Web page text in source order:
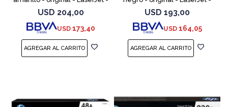
cartucho de tóner (CF502X) -
para Color LaserJet Pro
M254dw, M254n
USD 204,00
USD 173,40
cartucho de tóner (CF500X) -
para Color LaserJet Pro
M254dw, M254nw,
USD 193,00
USD 164,05